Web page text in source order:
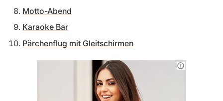
Motto-Abend
Karaoke Bar
Pärchenflug mit Gleitschirmen